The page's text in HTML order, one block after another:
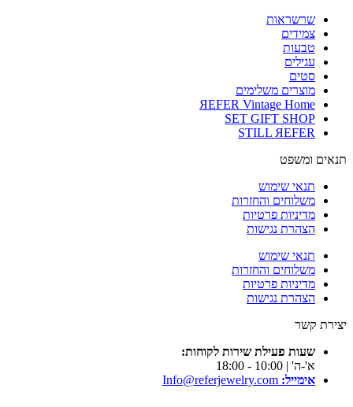
שרשראות
צמידים
טבעות
עגילים
סטים
מוצרים משלימים
ЯEFER Vintage Home
SET GIFT SHOP
STILL ЯEFER
תנאים ומשפט
תנאי שימוש
משלוחים והחזרות
מדיניות פרטיות
הצהרת נגישות
תנאי שימוש
משלוחים והחזרות
מדיניות פרטיות
הצהרת נגישות
יצירת קשר
שעות פעילת שירות לקוחות:
א'-ה' | 10:00 - 18:00
אימייל: Info@referjewelry.com